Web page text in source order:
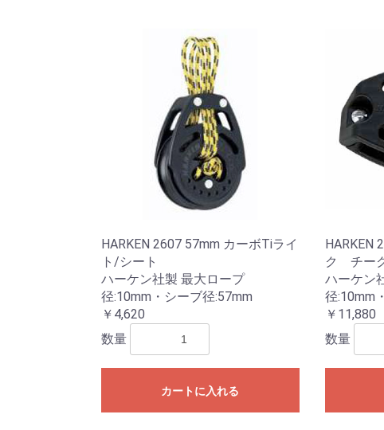
HARKEN 2607 57mm カーボTiライ
ト/シート
ハーケン社製 最大ロープ
径:10mm・シーブ径:57mm
￥4,620
数量
カートに入れる
HARKEN
ク チー
ハーケン
径:10mm
￥11,880
数量